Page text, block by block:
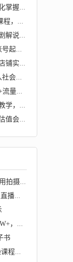
玩转TikTok东南亚本土店，系统化掌握TikTok本...
Google Ads优化师部落视频学习课程，从新手入...
2026年抖音大佬老胡剪剧的影视剧解说精选+独家...
小红书获客陪跑训练营｜0基础账号起号+人设搭...
亚马逊第七期孵化陪跑营｜千单店铺实战打法，...
付费文章：9个认知，让你在进入社会后减少被算...
小红书虚拟产品大课，新手起号+流量运营+资质...
抖音某大佬的篮球励志人物解说教学，条条进精...
付费文章：（女性必看）借来的估值会折旧，带...
玩賺AI视频变现，不用露脸、不用拍摄，AI正在...
SpringCloudAlibaba高并发仿斗鱼直播平台实战...
AI制作古诗词MV，一个月变现1W+，手把手教学【...
书
小杨老师·TikTok全链路变现实操课程，全方位...